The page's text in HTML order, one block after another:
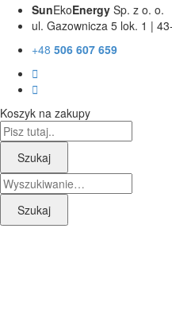
SunEkoEnergy Sp. z o. o.
ul. Gazownicza 5 lok. 1 |
+48 506 607 659
Koszyk na zakupy